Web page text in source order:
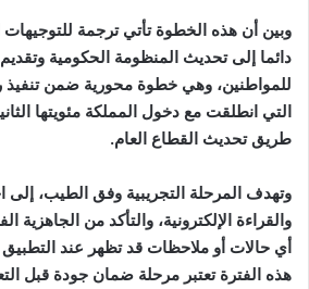
وبين أن هذه الخطوة تأتي ترجمة للتوجيهات
دائما إلى تحديث المنظومة الحكومية
للمواطنين، وهي خطوة محورية ضمن تنفيذ
التي انطلقت مع دخول المملكة مئويتها
طريق تحديث القطاع العام.
وتهدف المرحلة التجريبية وفق الطيب، إلى
والقراءة الإلكترونية، والتأكد من الجاهزية
أي حالات أو ملاحظات قد تظهر عند
هذه الفترة تعتبر مرحلة ضمان جودة قبل